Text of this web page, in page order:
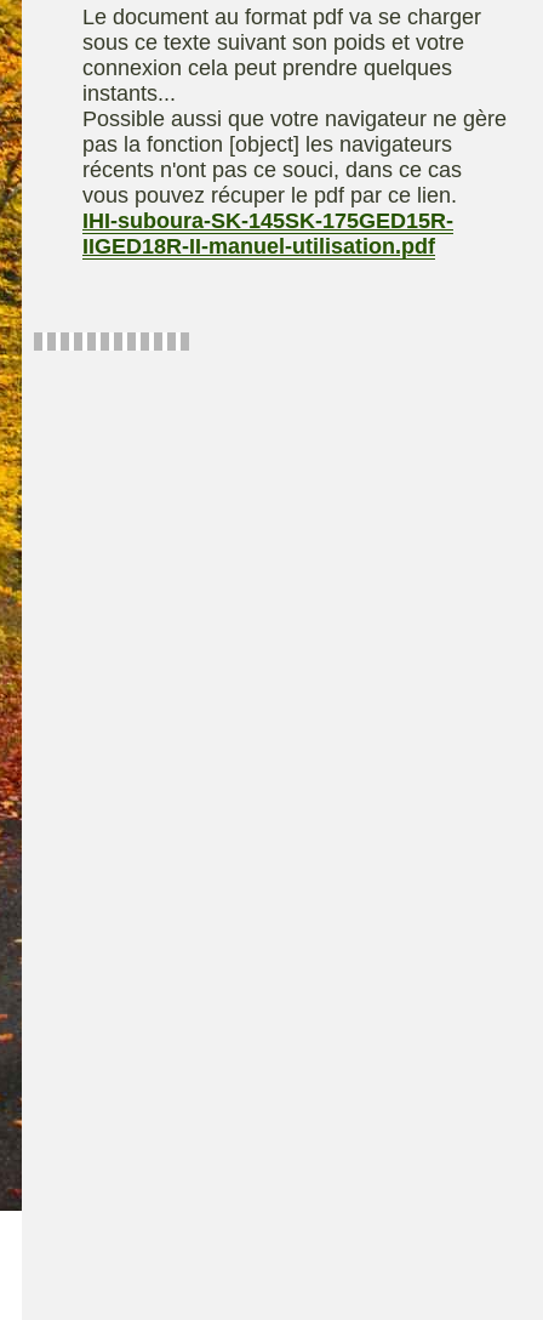
compostage
Remorque
Le document au format pdf va se charger
sous ce texte suivant son poids et votre
connexion cela peut prendre quelques
instants...
Possible aussi que votre navigateur ne gère
pas la fonction [object] les navigateurs
récents n'ont pas ce souci, dans ce cas
vous pouvez récuper le pdf par ce lien.
IHI-suboura-SK-145SK-175GED15R-
IIGED18R-II-manuel-utilisation.pdf